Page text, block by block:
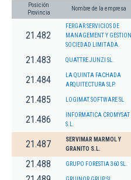
Posición
Provincia
Nombre de la empresa
21.482
FERGAR SERVICIOS DE
MANAGEMENT Y GESTION
SOCIEDAD LIMITADA.
21.483 QUATTRE JUNZI SL.
21.484
LA QUINTA FACHADA
ARQUITECTURA SLP.
21.485 LOGIMAT SOFTWARE SL
21.486
INFORMATICA CROMYSAT
S.L.
21.487
SERVIMAR MARMOL Y
GRANITO S.L.
21.488 GRUPO FORESTIA 360 SL.